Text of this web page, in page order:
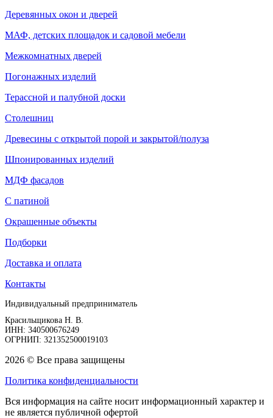
Деревянных окон и дверей
МАФ, детских площадок и садовой мебели
Межкомнатных дверей
Погонажных изделий
Терассной и палубной доски
Столешниц
Древесины с открытой порой и закрытой/полуза
Шпонированных изделий
МДФ фасадов
С патиной
Окрашенные объекты
Подборки
Доставка и оплата
Контакты
Индивидуальный предприниматель
Красильщикова Н. В.
ИНН: 340500676249
ОГРНИП: 321352500019103
2026 © Все права защищены
Политика конфиденциальности
Вся информация на сайте носит информационный характер и
не является публичной офертой